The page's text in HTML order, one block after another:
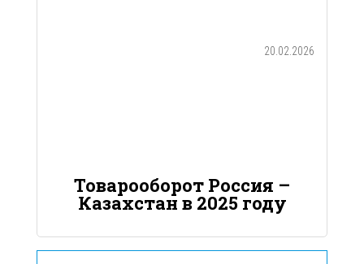
20.02.2026
Товарооборот Россия –
Казахстан в 2025 году